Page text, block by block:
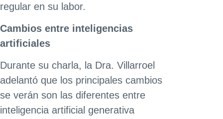
regular en su labor.
Cambios entre inteligencias
artificiales
Durante su charla, la Dra. Villarroel
adelantó que los principales cambios
se verán son las diferentes entre
inteligencia artificial generativa